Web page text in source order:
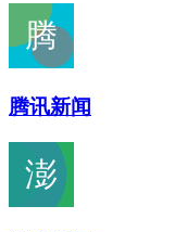
腾讯新闻